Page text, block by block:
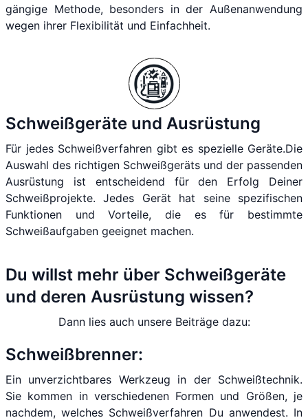
gängige Methode, besonders in der Außenanwendung
wegen ihrer Flexibilität und Einfachheit.
Schweißgeräte und Ausrüstung
Für jedes Schweißverfahren gibt es spezielle Geräte.Die
Auswahl des richtigen Schweißgeräts und der passenden
Ausrüstung ist entscheidend für den Erfolg Deiner
Schweißprojekte. Jedes Gerät hat seine spezifischen
Funktionen und Vorteile, die es für bestimmte
Schweißaufgaben geeignet machen.
Du willst mehr über Schweißgeräte
und deren Ausrüstung wissen?
Dann lies auch unsere Beiträge dazu:
Schweißbrenner:
Ein unverzichtbares Werkzeug in der Schweißtechnik.
Sie kommen in verschiedenen Formen und Größen, je
nachdem, welches Schweißverfahren Du anwendest. In